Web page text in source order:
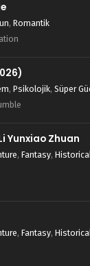
, Romantik
, Psikolojik, Süper
Yunxiao Zhuan
, Fantasy,
, Fantasy,